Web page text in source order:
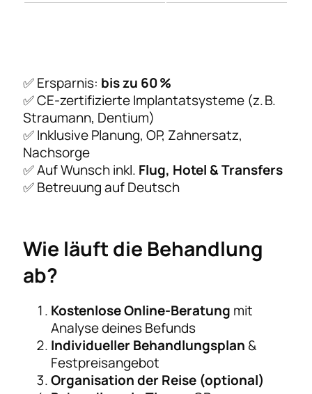
✅ Ersparnis: bis zu 60 %
✅ CE-zertifizierte Implantatsysteme (z. B.
Straumann, Dentium)
✅ Inklusive Planung, OP, Zahnersatz,
Nachsorge
✅ Auf Wunsch inkl. Flug, Hotel & Transfers
✅ Betreuung auf Deutsch
Wie läuft die Behandlung
ab?
Kostenlose Online-Beratung mit
Analyse deines Befunds
Individueller Behandlungsplan &
Festpreisangebot
Organisation der Reise (optional)